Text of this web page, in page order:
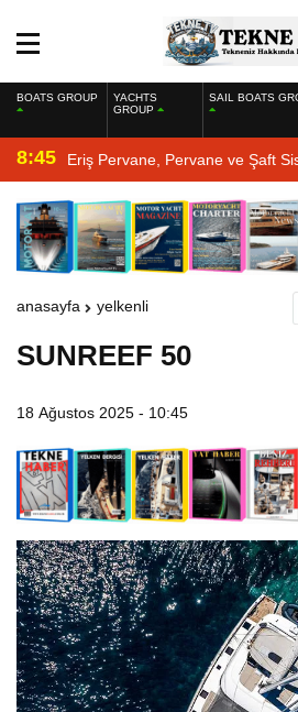
BOATS GROUP
YACHTS
GROUP
SAIL BOATS
8:45 Eriş Pervane, Pervane ve Şaft
Uzmanlığıyla Yat Dergisi’nde
anasayfa yelkenli
SUNREEF 50
18 Ağustos 2025 - 10:45